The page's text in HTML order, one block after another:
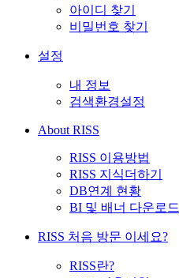
아이디 찾기
비밀번호 찾기
설정
내 정보
검색환경설정
About RISS
RISS 이용방법
RISS 지식더하기
DB연계 현황
BI 및 배너 다운로드
RISS 처음 방문 이세요?
RISS란?